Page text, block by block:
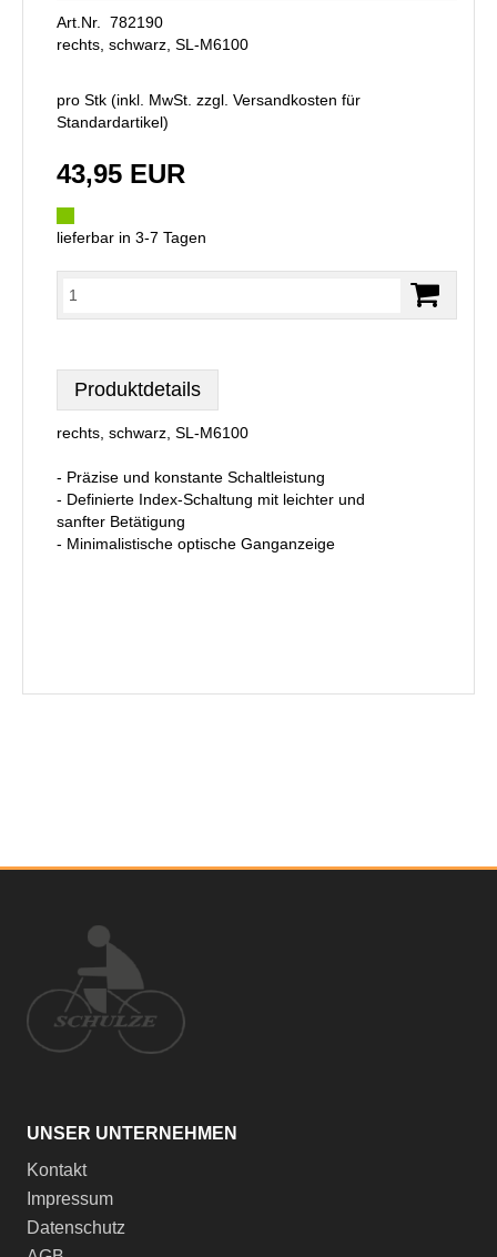
Art.Nr. 782190
rechts, schwarz, SL-M6100
pro Stk (inkl. MwSt. zzgl. Versandkosten für
Standardartikel)
43,95 EUR
lieferbar in 3-7 Tagen
Produktdetails
rechts, schwarz, SL-M6100
- Präzise und konstante Schaltleistung
- Definierte Index-Schaltung mit leichter und
sanfter Betätigung
- Minimalistische optische Ganganzeige
UNSER UNTERNEHMEN
Kontakt
Impressum
Datenschutz